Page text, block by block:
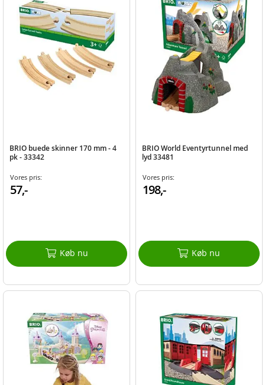
BRIO buede skinner 170 mm - 4
pk - 33342
Vores pris:
57,-
Køb nu
BRIO World Eventyrtunnel med
lyd 33481
Vores pris:
198,-
Køb nu